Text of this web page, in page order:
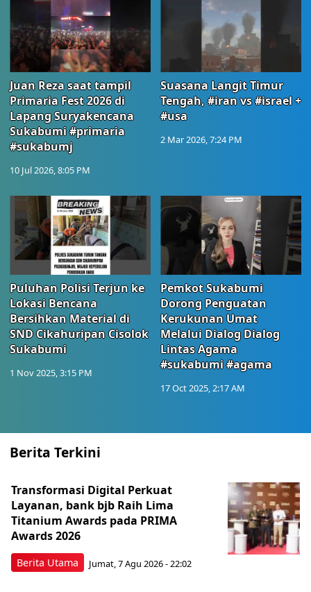
Juan Reza saat tampil
Primaria Fest 2026 di
Lapang Suryakencana
Sukabumi #primaria
#sukabumj
10 Jul 2026, 8:05 PM
Suasana Langit Timur
Tengah, #iran vs #israel +
#usa
2 Mar 2026, 7:24 PM
Puluhan Polisi Terjun ke
Lokasi Bencana
Bersihkan Material di
SND Cikahuripan Cisolok
Sukabumi
1 Nov 2025, 3:15 PM
Pemkot Sukabumi
Dorong Penguatan
Kerukunan Umat
Melalui Dialog Dialog
Lintas Agama
#sukabumi #agama
17 Oct 2025, 2:17 AM
Berita Terkini
Berita Utama
Transformasi Digital Perkuat
Layanan, bank bjb Raih Lima
Titanium Awards pada PRIMA
Awards 2026
Jumat, 7 Agu 2026 - 22:02